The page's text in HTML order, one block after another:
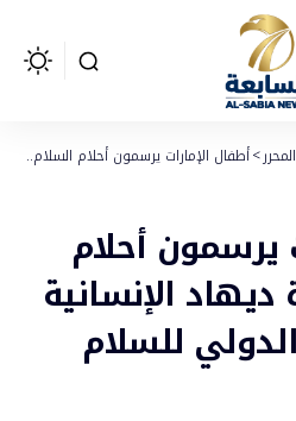
>أطفال الإمارات يرسمون أحلام السلام..
يرسمون أحلام
الإنسانية
للسلام